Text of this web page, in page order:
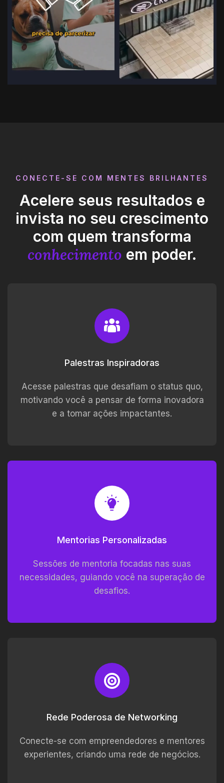
CONECTE-SE COM MENTES BRILHANTES
Acelere seus resultados e
invista no seu crescimento
com quem transforma
conhecimento em poder.
Palestras Inspiradoras
Acesse palestras que desafiam o status quo,
motivando você a pensar de forma inovadora
e a tomar ações impactantes.
Mentorias Personalizadas
Sessões de mentoria focadas nas suas
necessidades, guiando você na superação de
desafios.
Rede Poderosa de Networking
Conecte-se com empreendedores e mentores
experientes, criando uma rede de negócios.